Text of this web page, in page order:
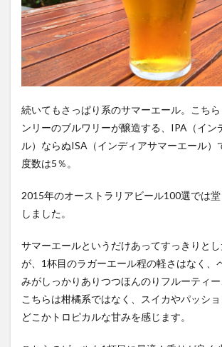
続いてもさっぱり系のサマーエール。こち
ンリーのブルワリーが醸造する、IPA（イン
ル）ならぬISA（インディアサマーエール）
度数は5％。
2015年のオーストラリアビール100選では
しました。
サマーエールというだけあってすっきりと
が、1杯目のラガーエール程の軽さはなく、
みがしっかりありつつほんのりフルーティ
こちらは柑橘系ではなく、スイカやパッシ
どこかトロピカルな甘みを感じます。